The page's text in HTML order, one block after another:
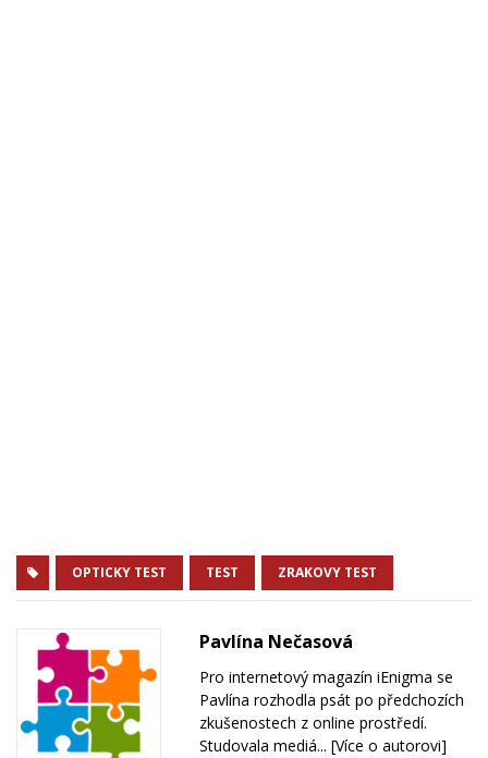
OPTICKY TEST TEST ZRAKOVY TEST
Pavlína Nečasová
Pro internetový magazín iEnigma se
Pavlína rozhodla psát po předchozích
zkušenostech z online prostředí.
Studovala mediá... [Více o autorovi]